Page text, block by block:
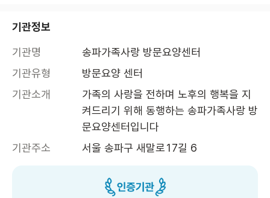
기관정보
기관명
송파가족사랑 방문요양센터
기관유형
방문요양 센터
기관소개
가족의 사랑을 전하며 노후의 행복을 지
켜드리기 위해 동행하는 송파가족사랑 방
문요양센터입니다
기관주소
서울 송파구 새말로17길 6